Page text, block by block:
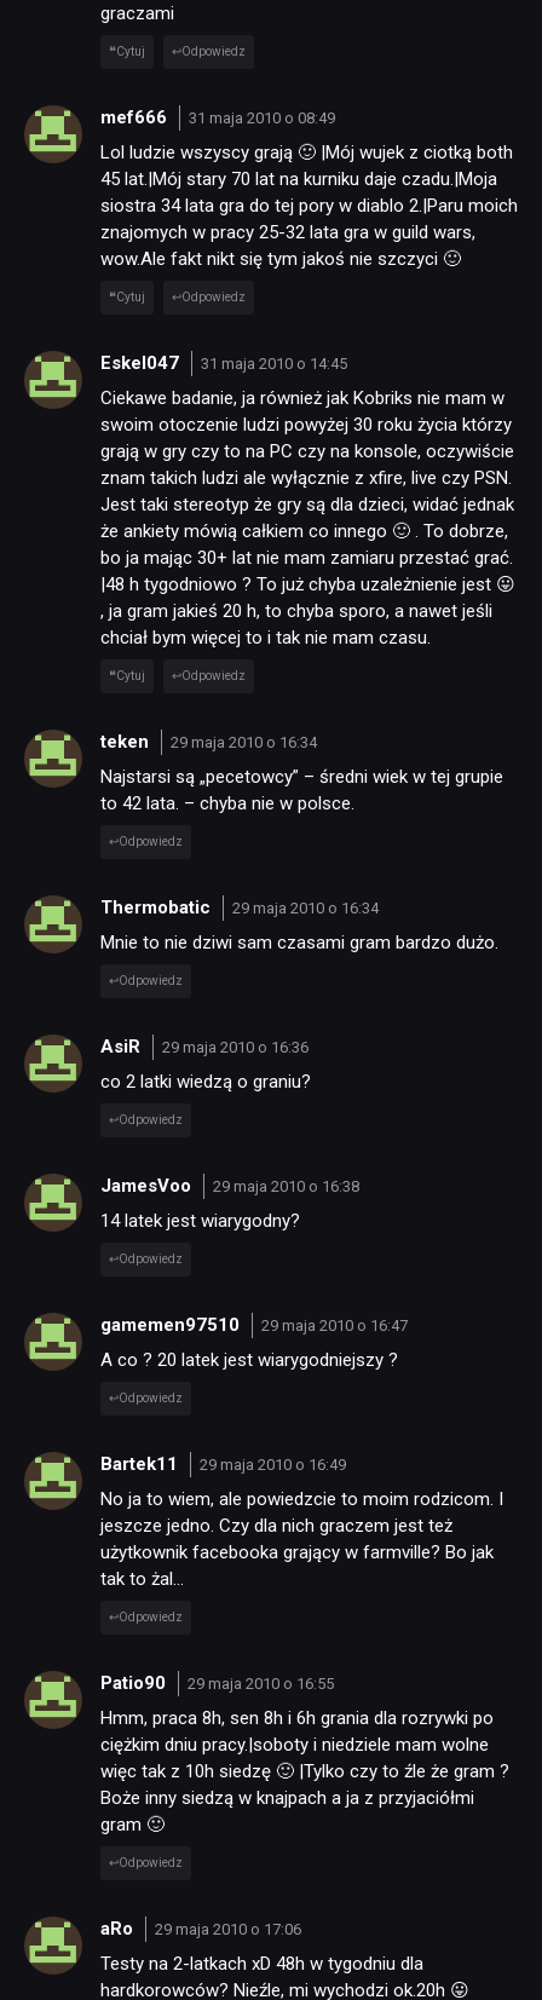
graczami
Cytuj Odpowiedz
mef666 31 maja 2010 o 08:49
Lol ludzie wszyscy grają 🙂 |Mój wujek z ciotką both
45 lat.|Mój stary 70 lat na kurniku daje czadu.|Moja
siostra 34 lata gra do tej pory w diablo 2.|Paru moich
znajomych w pracy 25-32 lata gra w guild wars,
wow.Ale fakt nikt się tym jakoś nie szczyci 🙂
Cytuj Odpowiedz
Eskel047 31 maja 2010 o 14:45
Ciekawe badanie, ja również jak Kobriks nie mam w
swoim otoczenie ludzi powyżej 30 roku życia którzy
grają w gry czy to na PC czy na konsole, oczywiście
znam takich ludzi ale wyłącznie z xfire, live czy PSN.
Jest taki stereotyp że gry są dla dzieci, widać jednak
że ankiety mówią całkiem co innego 🙂 . To dobrze,
bo ja mając 30+ lat nie mam zamiaru przestać grać.
|48 h tygodniowo ? To już chyba uzależnienie jest 😛
, ja gram jakieś 20 h, to chyba sporo, a nawet jeśli
chciał bym więcej to i tak nie mam czasu.
Cytuj Odpowiedz
teken 29 maja 2010 o 16:34
Najstarsi są „pecetowcy” – średni wiek w tej grupie
to 42 lata. – chyba nie w polsce.
Odpowiedz
Thermobatic 29 maja 2010 o 16:34
Mnie to nie dziwi sam czasami gram bardzo dużo.
Odpowiedz
AsiR 29 maja 2010 o 16:36
co 2 latki wiedzą o graniu?
Odpowiedz
JamesVoo 29 maja 2010 o 16:38
14 latek jest wiarygodny?
Odpowiedz
gamemen97510 29 maja 2010 o 16:47
A co ? 20 latek jest wiarygodniejszy ?
Odpowiedz
Bartek11 29 maja 2010 o 16:49
No ja to wiem, ale powiedzcie to moim rodzicom. I
jeszcze jedno. Czy dla nich graczem jest też
użytkownik facebooka grający w farmville? Bo jak
tak to żal…
Odpowiedz
Patio90 29 maja 2010 o 16:55
Hmm, praca 8h, sen 8h i 6h grania dla rozrywki po
ciężkim dniu pracy.|soboty i niedziele mam wolne
więc tak z 10h siedzę 🙂 |Tylko czy to źle że gram ?
Boże inny siedzą w knajpach a ja z przyjaciółmi
gram 🙂
Odpowiedz
aRo 29 maja 2010 o 17:06
Testy na 2-latkach xD 48h w tygodniu dla
hardkorowców? Nieźle, mi wychodzi ok.20h 😛